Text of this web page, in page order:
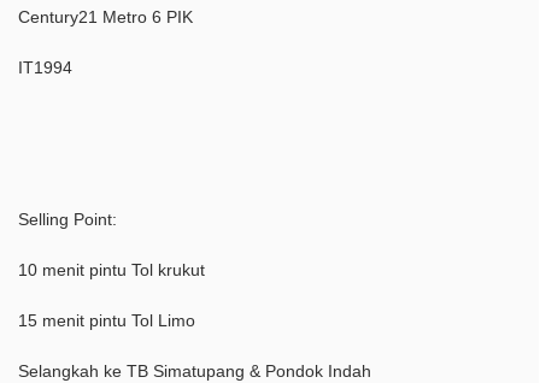
Century21 Metro 6 PIK
IT1994
Selling Point:
10 menit pintu Tol krukut
15 menit pintu Tol Limo
Selangkah ke TB Simatupang & Pondok Indah